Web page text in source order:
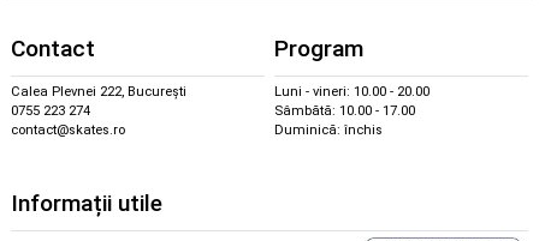
Contact
Calea Plevnei 222, București
0755 223 274
contact@skates.ro
Program
Luni - vineri: 10.00 - 20.00
Sâmbătă: 10.00 - 17.00
Duminică: închis
Informații utile